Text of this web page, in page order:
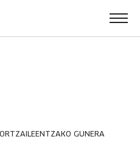
GUNERA